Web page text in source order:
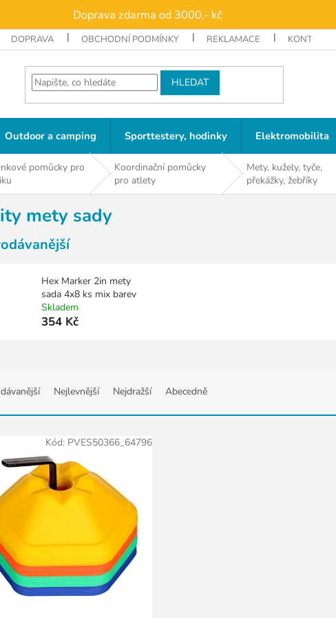
Doprava zdarma od 3000,- kč
DOPRAVA OBCHODNÍ PODMÍNKY REKLAMACE KONTAKTY
HLEDAT
Outdoor a camping Sporttestery, hodinky Elektromobilita
pomůcky pro
Koordinační pomůcky
pro atlety
Mety, kužely, tyče,
překážky, žebříky
mety sady
Hex Marker 2in mety
sada 4x8 ks mix barev
Skladem
354 Kč
Nejlevnější Nejdražší Abecedně
Kód: PVES50366_64796